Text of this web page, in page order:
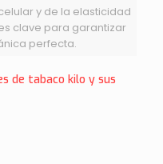
y de la elasticidad
clave para garantizar
perfecta.
de tabaco kilo y sus